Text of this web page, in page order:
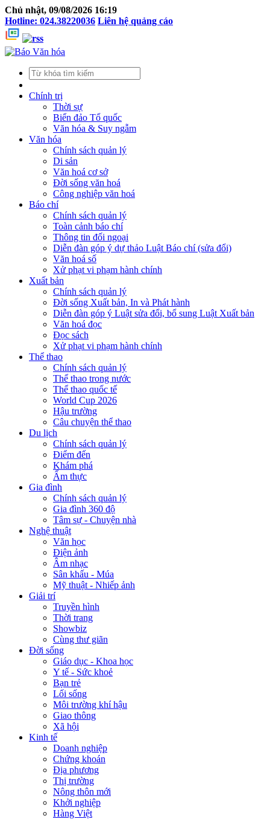
Chủ nhật, 09/08/2026 16:19
Hotline: 024.38220036 Liên hệ quảng cáo
Chính trị
Thời sự
Biển đảo Tổ quốc
Văn hóa & Suy ngẫm
Văn hóa
Chính sách quản lý
Di sản
Văn hoá cơ sở
Đời sống văn hoá
Công nghiệp văn hoá
Báo chí
Chính sách quản lý
Toàn cảnh báo chí
Thông tin đối ngoại
Diễn đàn góp ý dự thảo Luật Báo chí (sửa đổi)
Văn hoá số
Xử phạt vi phạm hành chính
Xuất bản
Chính sách quản lý
Đời sống Xuất bản, In và Phát hành
Diễn đàn góp ý Luật sửa đổi, bổ sung Luật Xuất bản
Văn hoá đọc
Đọc sách
Xử phạt vi phạm hành chính
Thể thao
Chính sách quản lý
Thể thao trong nước
Thể thao quốc tế
World Cup 2026
Hậu trường
Câu chuyện thể thao
Du lịch
Chính sách quản lý
Điểm đến
Khám phá
Ẩm thực
Gia đình
Chính sách quản lý
Gia đình 360 độ
Tâm sự - Chuyện nhà
Nghệ thuật
Văn học
Điện ảnh
Âm nhạc
Sân khấu - Múa
Mỹ thuật - Nhiếp ảnh
Giải trí
Truyền hình
Thời trang
Showbiz
Cùng thư giãn
Đời sống
Giáo dục - Khoa học
Y tế - Sức khoẻ
Bạn trẻ
Lối sống
Môi trường khí hậu
Giao thông
Xã hội
Kinh tế
Doanh nghiệp
Chứng khoán
Địa phương
Thị trường
Nông thôn mới
Khởi nghiệp
Hàng Việt